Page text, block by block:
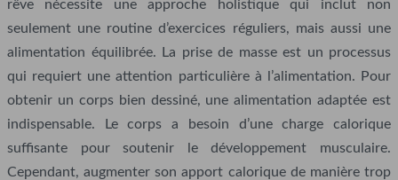
rêve nécessite une approche holistique qui inclut non
seulement une routine d’exercices réguliers, mais aussi une
alimentation équilibrée. La prise de masse est un processus
qui requiert une attention particulière à l’alimentation. Pour
obtenir un corps bien dessiné, une alimentation adaptée est
indispensable. Le corps a besoin d’une charge calorique
suffisante pour soutenir le développement musculaire.
Cependant, augmenter son apport calorique de manière trop